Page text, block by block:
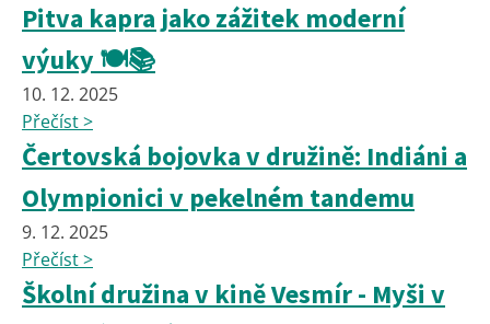
Pitva kapra jako zážitek moderní
výuky 🍽️📚
10. 12. 2025
Přečíst >
Čertovská bojovka v družině: Indiáni a
Olympionici v pekelném tandemu
9. 12. 2025
Přečíst >
Školní družina v kině Vesmír - Myši v